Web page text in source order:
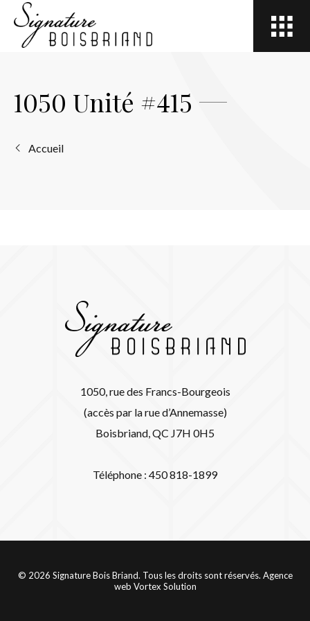
Open
navigation
Accueil
1050 Unité #415
1050, rue des Francs-Bourgeois
(accès par la rue d’Annemasse)
Boisbriand, QC J7H 0H5
Téléphone : 450 818-1899
© 2026 Signature Bois Briand. Tous les droits sont réservés. Agence
web Vortex Solution